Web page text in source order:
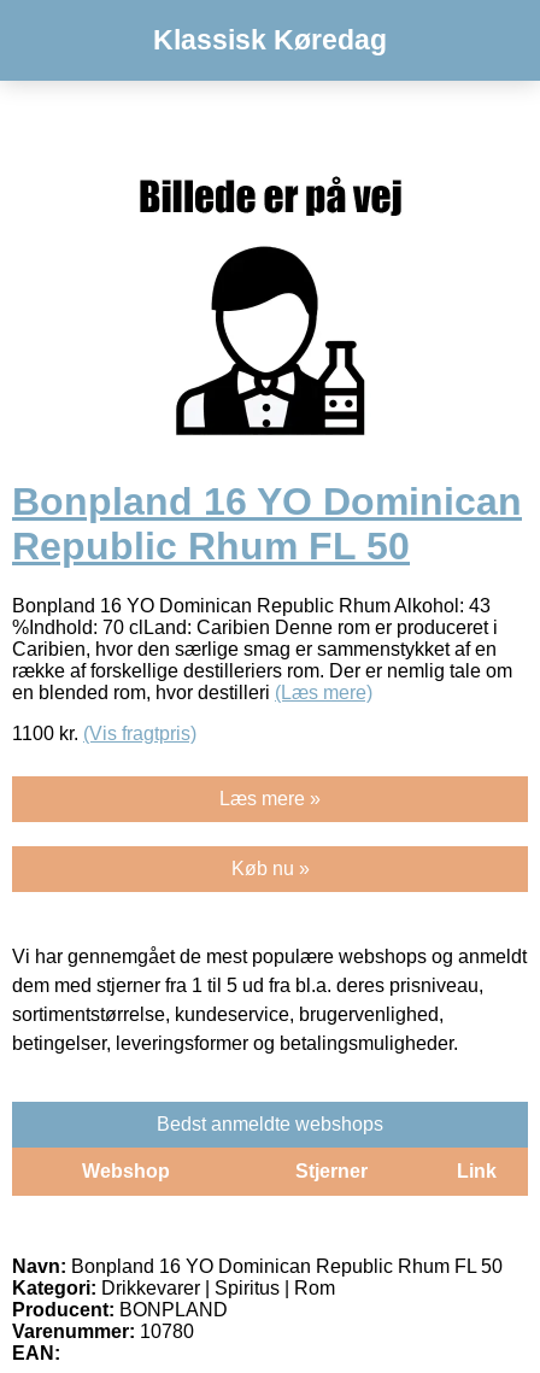
Klassisk Køredag
Bonpland 16 YO Dominican
Republic Rhum FL 50
Bonpland 16 YO Dominican Republic Rhum Alkohol: 43
%Indhold: 70 clLand: Caribien Denne rom er produceret i
Caribien, hvor den særlige smag er sammenstykket af en
række af forskellige destilleriers rom. Der er nemlig tale om
en blended rom, hvor destilleri (Læs mere)
1100 kr. (Vis fragtpris)
Læs mere »
Køb nu »
Vi har gennemgået de mest populære webshops og anmeldt
dem med stjerner fra 1 til 5 ud fra bl.a. deres prisniveau,
sortimentstørrelse, kundeservice, brugervenlighed,
betingelser, leveringsformer og betalingsmuligheder.
Bedst anmeldte webshops
Webshop Stjerner Link
Navn: Bonpland 16 YO Dominican Republic Rhum FL 50
Kategori: Drikkevarer | Spiritus | Rom
Producent: BONPLAND
Varenummer: 10780
EAN: